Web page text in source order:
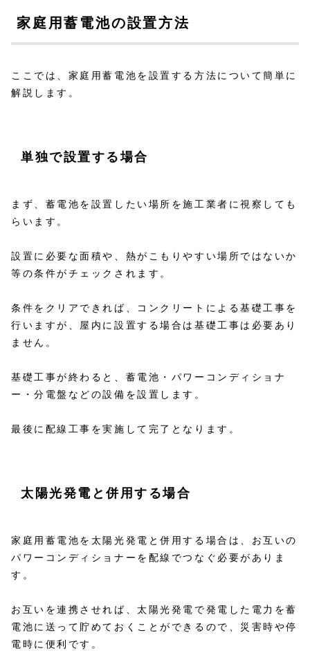
家庭用蓄電池の設置方法
ここでは、家庭用蓄電池を設置する方法について簡単に
解説します。
単独で設置する場合
まず、蓄電池を設置したい場所を施工業者に視察しても
らいます。
設置に必要な面積や、熱がこもりやすい場所ではないか
等の条件がチェックされます。
条件をクリアできれば、コンクリートによる基礎工事を
行いますが、屋内に設置する場合は基礎工事は必要あり
ません。
基礎工事が終わると、蓄電池・パワーコンディショナ
ー・分電盤などの設備を設置します。
最後に配線工事を実施して完了となります。
太陽光発電と併用する場合
家庭用蓄電池を太陽光発電と併用する場合は、お互いの
パワーコンディショナーを配線でつなぐ必要がありま
す。
お互いを連携させれば、太陽光発電で発電した電力を蓄
電池に送って貯めておくことができるので、災害時や停
電時に便利です。